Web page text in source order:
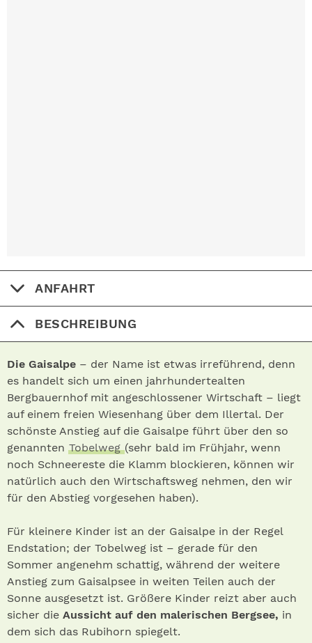
ANFAHRT
BESCHREIBUNG
Die Gaisalpe – der Name ist etwas irreführend, denn
es handelt sich um einen jahrhundertealten
Bergbauernhof mit angeschlossener Wirtschaft – liegt
auf einem freien Wiesenhang über dem Illertal. Der
schönste Anstieg auf die Gaisalpe führt über den so
genannten Tobelweg(sehr bald im Frühjahr, wenn
noch Schneereste die Klamm blockieren, können wir
natürlich auch den Wirtschaftsweg nehmen, den wir
für den Abstieg vorgesehen haben).
Für kleinere Kinder ist an der Gaisalpe in der Regel
Endstation; der Tobelweg ist – gerade für den
Sommer angenehm schattig, während der weitere
Anstieg zum Gaisalpsee in weiten Teilen auch der
Sonne ausgesetzt ist. Größere Kinder reizt aber auch
sicher die Aussicht auf den malerischen Bergsee, in
dem sich das Rubihorn spiegelt.